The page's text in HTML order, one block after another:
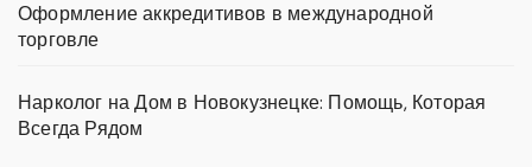
Оформление аккредитивов в международной
торговле
Нарколог на Дом в Новокузнецке: Помощь, Которая
Всегда Рядом